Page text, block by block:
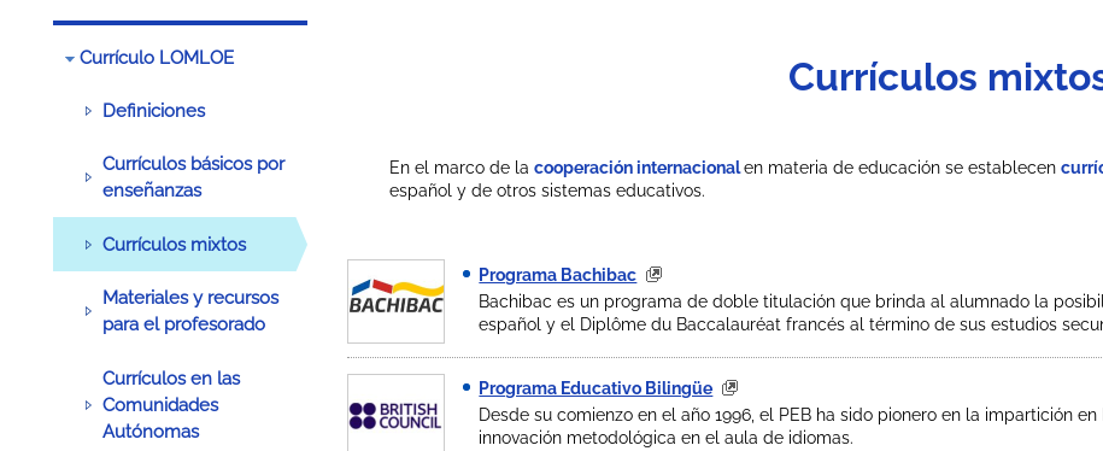
Currículo LOMLOE
Definiciones
Currículos básicos por
enseñanzas
Currículos mixtos
Materiales y recursos
para el profesorado
Currículos en las
Comunidades
Autónomas
Currículos
En el marco de la cooperación internacionalen materia de educación se establecen
español y de otros sistemas educativos.
Programa Bachibac
Bachibac es un programa de doble titulación que brinda al alumnado la
español y el Diplôme du Baccalauréat francés al término de sus estudios
Programa Educativo Bilingüe
Desde su comienzo en el año 1996, el PEB ha sido pionero en la impartición
innovación metodológica en el aula de idiomas.